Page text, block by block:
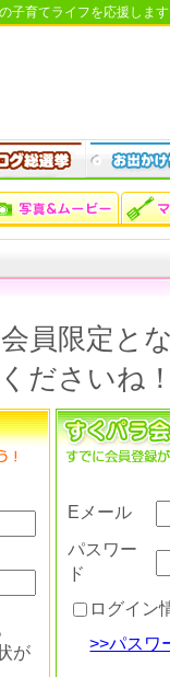
子育てライフを応援しま
員限定と
ださいね
が
Eメール
パスワー
ド
ログイン
>>パスワ